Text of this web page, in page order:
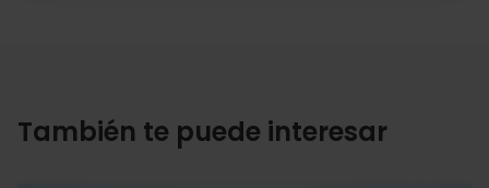
También te puede interesar